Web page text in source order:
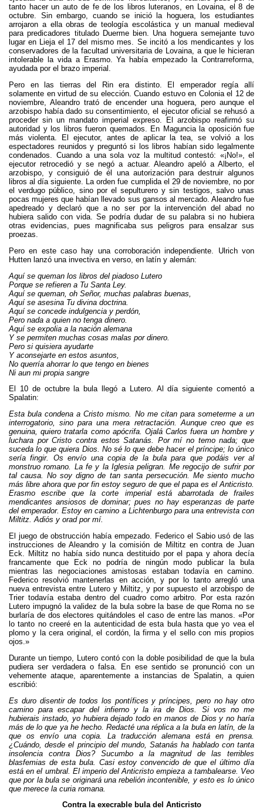
tanto hacer un auto de fe de los libros luteranos, en Lovaina, el 8 de
octubre. Sin embargo, cuando se inició la hoguera, los estudiantes
arrojaron a ella obras de teología escolástica y un manual medieval
para predicadores titulado Duerme bien. Una hoguera semejante tuvo
lugar en Lieja el 17 del mismo mes. Se incitó a los mendicantes y los
conservadores de la facultad universitaria de Lovaina, a que le hicieran
intolerable la vida a Erasmo. Ya había empezado la Contrarreforma,
ayudada por el brazo imperial.
Pero en las tierras del Rin era distinto. El emperador regía allí
solamente en virtud de su elección. Cuando estuvo en Colonia el 12 de
noviembre, Aleandro trató de encender una hoguera, pero aunque el
arzobispo había dado su consentimiento, el ejecutor oficial se rehusó a
proceder sin un mandato imperial expreso. El arzobispo reafirmó su
autoridad y los libros fueron quemados. En Maguncia la oposición fue
más violenta. El ejecutor, antes de aplicar la tea, se volvió a los
espectadores reunidos y preguntó si los libros habían sido legalmente
condenados. Cuando a una sola voz la multitud contestó: «¡No!», el
ejecutor retrocedió y se negó a actuar. Aleandro apeló a Alberto, el
arzobispo, y consiguió de él una autorización para destruir algunos
libros al día siguiente. La orden fue cumplida el 29 de noviembre, no por
el verdugo público, sino por el sepulturero y sin testigos, salvo unas
pocas mujeres que habían llevado sus gansos al mercado. Aleandro fue
apedreado y declaró que a no ser por la intervención del abad no
hubiera salido con vida. Se podría dudar de su palabra si no hubiera
otras evidencias, pues magnificaba sus peligros para ensalzar sus
proezas.
Pero en este caso hay una corroboración independiente. Ulrich von
Hutten lanzó una invectiva en verso, en latín y alemán:
Aquí se queman los libros del piadoso Lutero
Porque se refieren a Tu Santa Ley.
Aquí se queman, oh Señor, muchas palabras buenas,
Aquí se asesina Tu divina doctrina.
Aquí se concede indulgencia y perdón,
Pero nada a quien no tenga dinero.
Aquí se expolia a la nación alemana
Y se permiten muchas cosas malas por dinero.
Pero si quisiera ayudarte
Y aconsejarte en estos asuntos,
No querría ahorrar lo que tengo en bienes
Ni aun mi propia sangre
El 10 de octubre la bula llegó a Lutero. Al día siguiente comentó a
Spalatin:
Esta bula condena a Cristo mismo. No me citan para someterme a un
interrogatorio, sino para una mera retractación. Aunque creo que es
genuina, quiero tratarla como apócrifa. Ojalá Carlos fuera un hombre y
luchara por Cristo contra estos Satanás. Por mí no temo nada; que
suceda lo que quiera Dios. No sé lo que debe hacer el príncipe; lo único
sería fingir. Os envío una copia de la bula para que podáis ver al
monstruo romano. La fe y la Iglesia peligran. Me regocijo de sufrir por
tal causa. No soy digno de tan santa persecución. Me siento mucho
más libre ahora que por fin estoy seguro de que el papa es el Anticristo.
Erasmo escribe que la corte imperial está abarrotada de frailes
mendicantes ansiosos de dominar; pues no hay esperanzas de parte
del emperador. Estoy en camino a Lichtenburgo para una entrevista con
Miltitz. Adiós y orad por mí.
El juego de obstrucción había empezado. Federico el Sabio usó de las
instrucciones de Aleandro y la comisión de Miltitz en contra de Juan
Eck. Miltitz no había sido nunca destituido por el papa y ahora decía
francamente que Eck no podría de ningún modo publicar la bula
mientras las negociaciones amistosas estaban todavía en camino.
Federico resolvió mantenerlas en acción, y por lo tanto arregló una
nueva entrevista entre Lutero y Miltitz, y por supuesto el arzobispo de
Trier todavía estaba dentro del cuadro como arbitro. Por esta razón
Lutero impugnó la validez de la bula sobre la base de que Roma no se
burlaría de dos electores quitándoles el caso de entre las manos. «Por
lo tanto no creeré en la autenticidad de esta bula hasta que yo vea el
plomo y la cera original, el cordón, la firma y el sello con mis propios
ojos.»
Durante un tiempo, Lutero contó con la doble posibilidad de que la bula
pudiera ser verdadera o falsa. En ese sentido se pronunció con un
vehemente ataque, aparentemente a instancias de Spalatin, a quien
escribió:
Es duro disentir de todos los pontífices y príncipes, pero no hay otro
camino para escapar del infierno y la ira de Dios. Si vos no me
hubierais instado, yo hubiera dejado todo en manos de Dios y no haría
más de lo que ya he hecho. Redacté una réplica a la bula en latín, de la
que os envío una copia. La traducción alemana está en prensa.
¿Cuándo, desde el principio del mundo, Satanás ha hablado con tanta
insolencia contra Dios? Sucumbo a la magnitud de las terribles
blasfemias de esta bula. Casi estoy convencido de que el último día
está en el umbral. El imperio del Anticristo empieza a tambalearse. Veo
que por la bula se originará una rebelión incontenible, y esto es lo único
que merece la curia romana.
Contra la execrable bula del Anticristo